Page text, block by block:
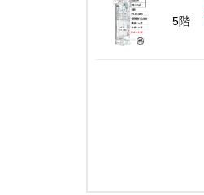
5階